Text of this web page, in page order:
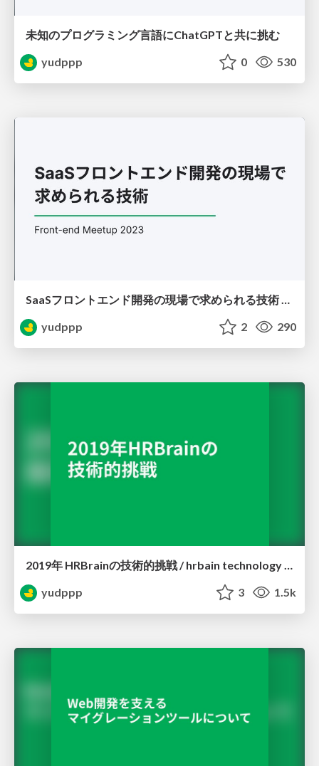
未知のプログラミング言語にChatGPTと共に挑む
yudppp
0 530
SaaSフロントエンド開発の現場で求められる技術 / Technologies for SaaS Frontend Development in the Field
yudppp
2 290
2019年 HRBrainの技術的挑戦 / hrbain technology challenge 2019
yudppp
3 1.5k